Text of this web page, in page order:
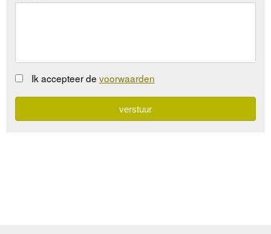
Ik accepteer de voorwaarden